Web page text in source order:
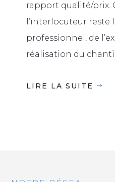
rapport qualité/prix.
l’interlocuteur reste
professionnel, de
réalisation du
LIRE LA SUITE